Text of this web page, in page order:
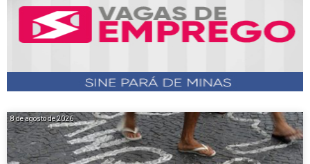
8 de agosto de 2026